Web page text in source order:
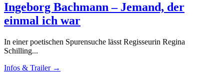
Ingeborg Bachmann – Jemand, der
einmal ich war
In einer poetischen Spurensuche lässt Regisseurin Regina
Schilling...
Infos & Trailer →